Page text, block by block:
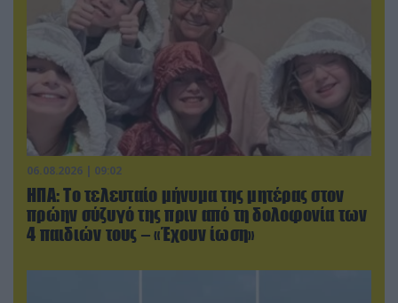
06.08.2026 | 09:02
ΗΠΑ: Το τελευταίο μήνυμα της μητέρας στον
πρώην σύζυγό της πριν από τη δολοφονία των
4 παιδιών τους – «Έχουν ίωση»